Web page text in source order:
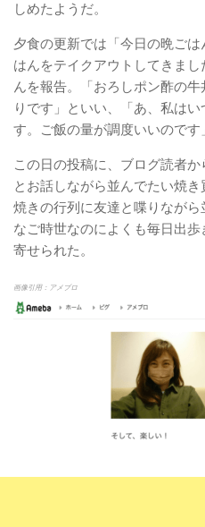
しめたようだ。
夕食の更新では「今日の晩ご
はんをテイクアウトしてきま
んを報告。「おろしポン酢の
りです」といい、「あ、私は
す。ご飯の量が調度いいのです
この日の投稿に、ブログ読者
とお話しながら並んでたい焼
焼きの行列に友達と喋りなが
なご時世なのによくも毎日出
寄せられた。
画像引用：アメブロ